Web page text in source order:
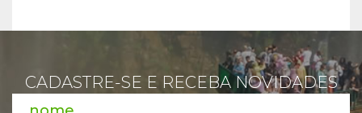
CADASTRE-SE E RECEBA NOVIDADES